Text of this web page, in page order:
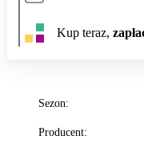
Sezon:
Producent:
Kup teraz,